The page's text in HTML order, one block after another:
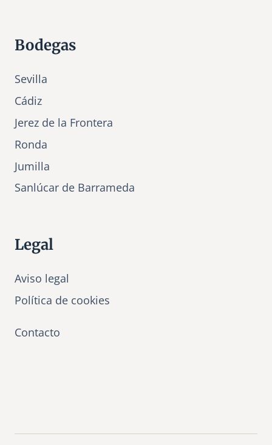
Bodegas
Sevilla
Cádiz
Jerez de la Frontera
Ronda
Jumilla
Sanlúcar de Barrameda
Legal
Aviso legal
Política de cookies
Contacto